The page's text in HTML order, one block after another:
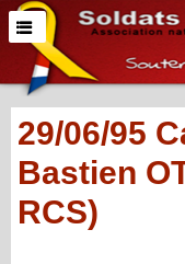
29/06/95
Bastien
RCS)